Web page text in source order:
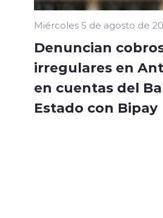
Miércoles 5 de agosto de
Denuncian
irregulares en
en cuentas del
Estado con Bipay